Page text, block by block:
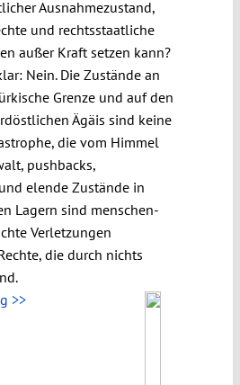
Ausnahmezustand,
und rechtsstaatliche
außer Kraft setzen kann?
Nein. Die Zustände an
Grenze und auf den
Ägäis sind keine
die vom Himmel
pushbacks,
elende Zustände in
Lagern sind menschen-
Verletzungen
die durch nichts
>>